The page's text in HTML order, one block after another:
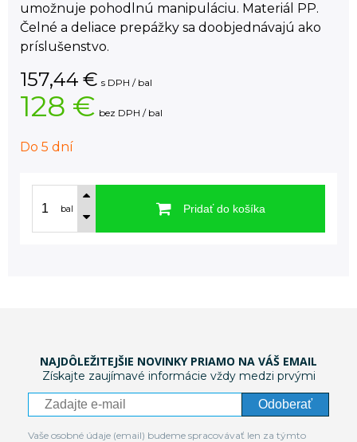
umožnuje pohodlnú manipuláciu. Materiál PP.
Čelné a deliace prepážky sa doobjednávajú ako
príslušenstvo.
157,44 € s DPH / bal
128 € bez DPH / bal
Do 5 dní
bal Pridať do košíka
NAJDÔLEŽITEJŠIE NOVINKY PRIAMO NA VÁŠ EMAIL
Získajte zaujímavé informácie vždy medzi prvými
Odoberať
Vaše osobné údaje (email) budeme spracovávať len za týmto